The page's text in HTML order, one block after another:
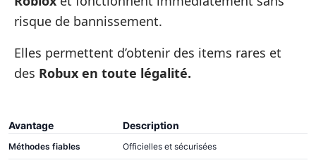
risque de bannissement.
Elles permettent d’obtenir des items rares et
des Robux en toute légalité.
Avantage Description
Méthodes fiables Officielles et sécurisées